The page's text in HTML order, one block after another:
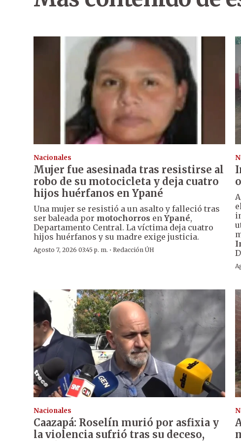
Nacionales
Mujer fue asesinada tras resistirse al
robo de su motocicleta y deja cuatro
hijos huérfanos en Ypané
Una mujer se resistió a un asalto y falleció tras
ser baleada por motochorros en Ypané,
Departamento Central. La víctima deja cuatro
hijos huérfanos y su madre exige justicia.
Agosto 7, 2026 03:45 p. m. · Redacción ÚH
Nacionales
Caazapá: Roselín murió por asfixia y
la violencia sufrió tras su deceso,